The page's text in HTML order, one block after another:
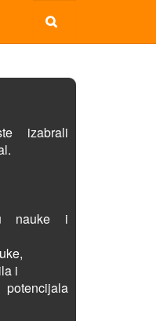
izabrali
nauke i
i